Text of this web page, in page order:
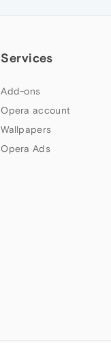
Services
Add-ons
Opera account
Wallpapers
Opera Ads